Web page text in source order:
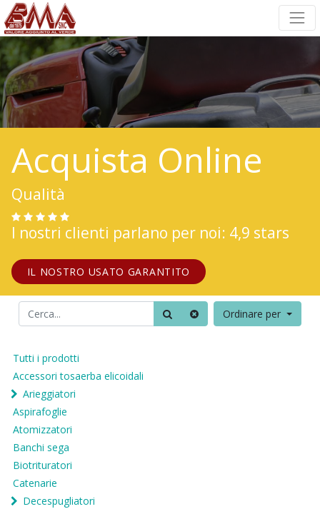
Acquista Online
Qualità
I nostri clienti parlano per noi: 4,9 stars
IL NOSTRO USATO GARANTITO
Ordinare per
Tutti i prodotti
Accessori tosaerba elicoidali
Arieggiatori
Aspirafoglie
Atomizzatori
Banchi sega
Biotrituratori
Catenarie
Decespugliatori